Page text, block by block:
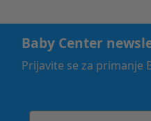
Baby Center
Prijavite se za primanje